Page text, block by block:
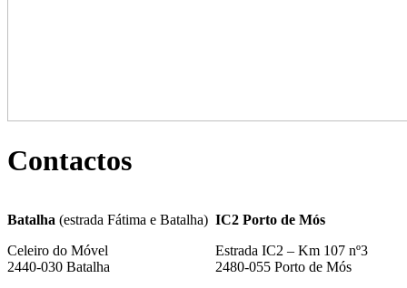
Contactos
Batalha (estrada Fátima e Batalha)
Celeiro do Móvel
2440-030 Batalha
IC2 Porto de Mós
Estrada IC2 – Km 107 nº3
2480-055 Porto de Mós